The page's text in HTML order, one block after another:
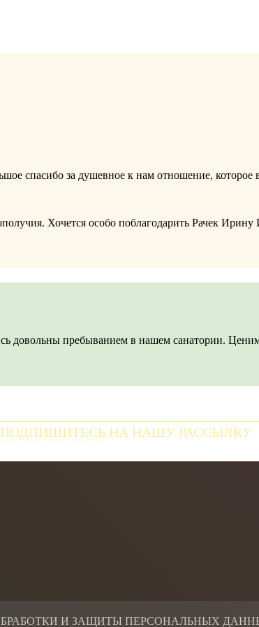
спасибо за душевное к нам отношение,
Хочется особо поблагодарить Рачек
довольны пребыванием в нашем санатории.
ПОДПИШИТЕСЬНА НАШУ РАССЫЛКУ
И ЗАЩИТЫ ПЕРСОНАЛЬНЫХ